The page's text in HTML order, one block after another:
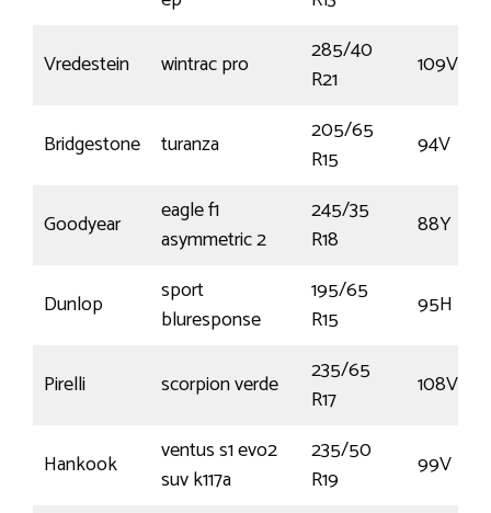
Vredestein wintrac pro
285/40
R21
109V
Bridgestone turanza
205/65
R15
94V
Goodyear
eagle f1
asymmetric 2
245/35
R18
88Y
Dunlop
sport
bluresponse
195/65
R15
95H
Pirelli scorpion verde
235/65
R17
108V
Hankook
ventus s1 evo2
suv k117a
235/50
R19
99V